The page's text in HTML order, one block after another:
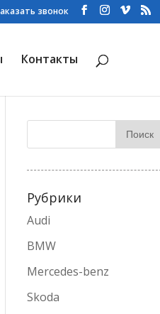
звонок
Контакты
Рубрики
Audi
BMW
Mercedes-benz
Skoda